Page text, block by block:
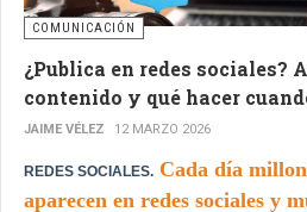
COMUNICACIÓN
¿Publica en redes sociales?
contenido y qué hacer
JAIME VÉLEZ 12 MARZO 2026
REDES SOCIALES. Cada día
aparecen en redes sociales y